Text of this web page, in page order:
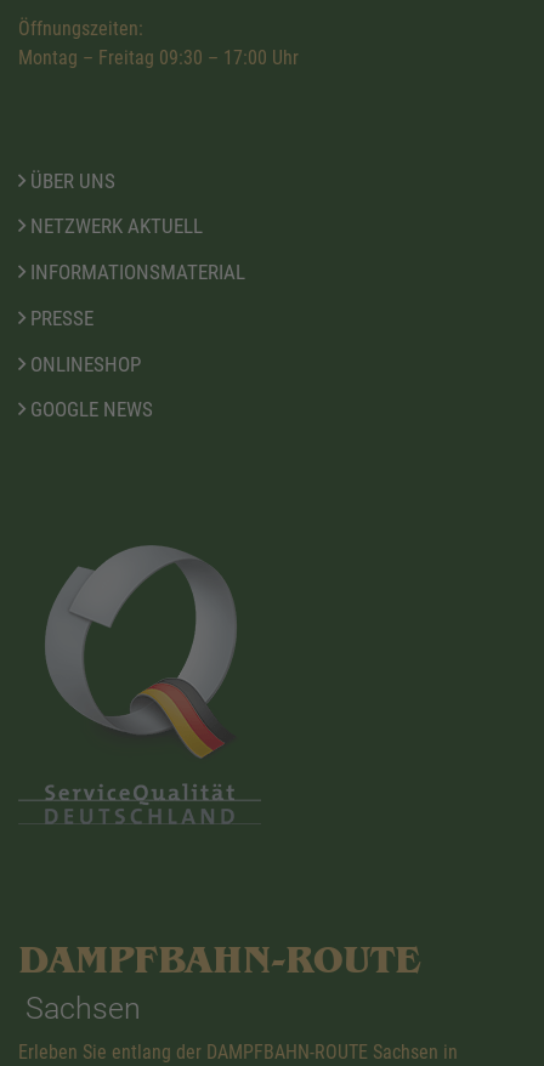
Öffnungszeiten:
Montag – Freitag 09:30 – 17:00 Uhr
ÜBER UNS
NETZWERK AKTUELL
INFORMATIONSMATERIAL
PRESSE
ONLINESHOP
GOOGLE NEWS
DAMPFBAHN-ROUTE
Sachsen
Erleben Sie entlang der DAMPFBAHN-ROUTE Sachsen in